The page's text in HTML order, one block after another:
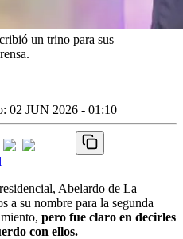
un trino para sus
02 JUN 2026 - 01:10
Abelardo de La
a su nombre para la segunda
pero fue claro en decirles
con ellos.